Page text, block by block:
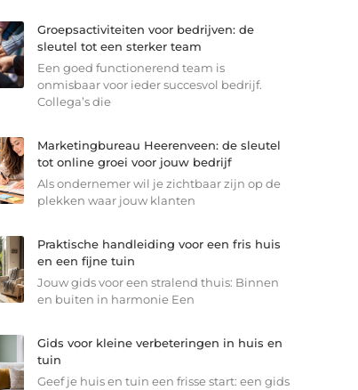
Groepsactiviteiten voor bedrijven: de
sleutel tot een sterker team
Een goed functionerend team is
onmisbaar voor ieder succesvol bedrijf.
Collega’s die
Marketingbureau Heerenveen: de sleutel
tot online groei voor jouw bedrijf
Als ondernemer wil je zichtbaar zijn op de
plekken waar jouw klanten
Praktische handleiding voor een fris huis
en een fijne tuin
Jouw gids voor een stralend thuis: Binnen
en buiten in harmonie Een
Gids voor kleine verbeteringen in huis en
tuin
Geef je huis en tuin een frisse start: een gids